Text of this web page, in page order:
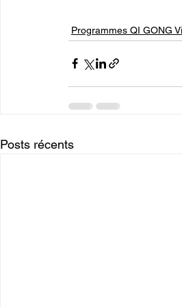
Programmes QI GONG
Posts récents